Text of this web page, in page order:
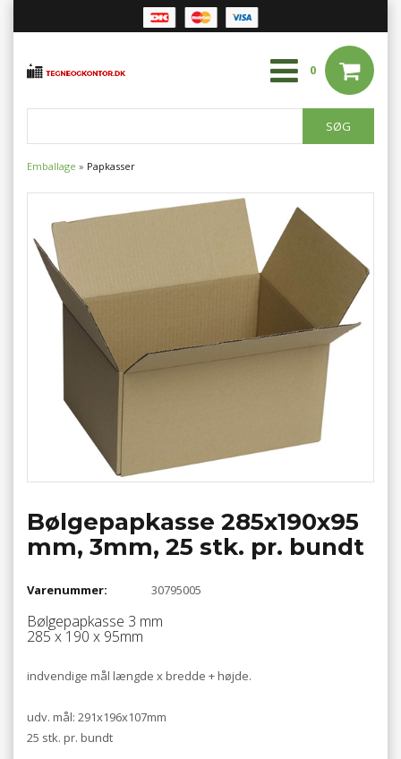
0
Emballage » Papkasser
Bølgepapkasse 285x190x95
mm, 3mm, 25 stk. pr. bundt
Varenummer: 30795005
Bølgepapkasse 3 mm
285 x 190 x 95mm
indvendige mål længde x bredde + højde.
udv. mål: 291x196x107mm
25 stk. pr. bundt